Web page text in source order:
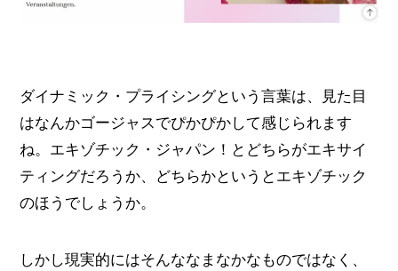
ダイナミック・プライシングという言葉は、見た目
はなんかゴージャスでぴかぴかして感じられます
ね。エキゾチック・ジャパン！とどちらがエキサイ
ティングだろうか、どちらかというとエキゾチック
のほうでしょうか。
しかし現実的にはそんななまなかなものではなく、